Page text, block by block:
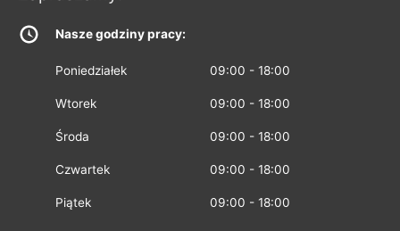
Nasze godziny pracy:
Poniedziałek 09:00 - 18:00
Wtorek 09:00 - 18:00
Środa 09:00 - 18:00
Czwartek 09:00 - 18:00
Piątek 09:00 - 18:00